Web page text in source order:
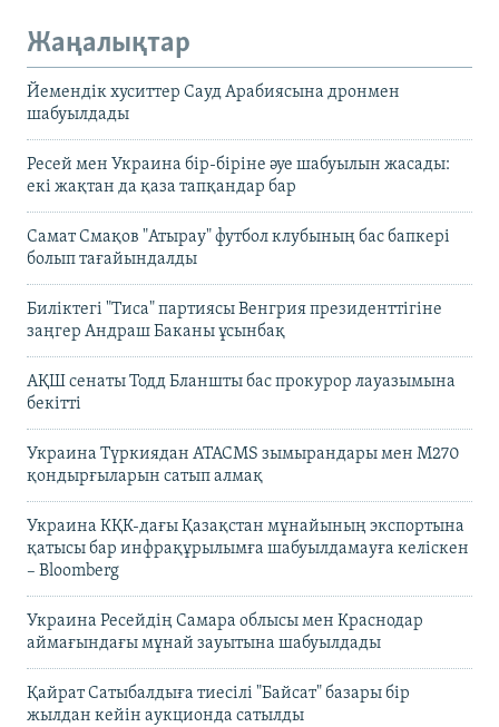
Жаңалықтар
Йемендік хуситтер Сауд Арабиясына дронмен
шабуылдады
Ресей мен Украина бір-біріне әуе шабуылын жасады:
екі жақтан да қаза тапқандар бар
Самат Смақов "Атырау" футбол клубының бас бапкері
болып тағайындалды
Биліктегі "Тиса" партиясы Венгрия президенттігіне
заңгер Андраш Баканы ұсынбақ
АҚШ сенаты Тодд Бланшты бас прокурор лауазымына
бекітті
Украина Түркиядан ATACMS зымырандары мен M270
қондырғыларын сатып алмақ
Украина КҚК-дағы Қазақстан мұнайының экспортына
қатысы бар инфрақұрылымға шабуылдамауға келіскен
– Bloomberg
Украина Ресейдің Самара облысы мен Краснодар
аймағындағы мұнай зауытына шабуылдады
Қайрат Сатыбалдыға тиесілі "Байсат" базары бір
жылдан кейін аукционда сатылды